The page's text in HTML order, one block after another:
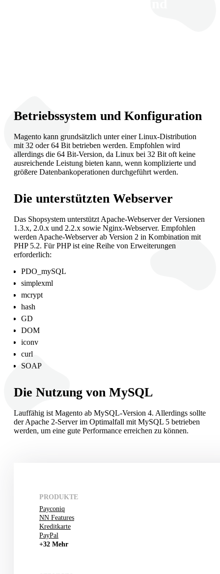
Betriebssystem und Konfiguration
Magento kann grundsätzlich unter einer Linux-Distribution
mit 32 oder 64 Bit betrieben werden. Empfohlen wird
allerdings die 64 Bit-Version, da Linux bei 32 Bit oft keine
ausreichende Leistung bieten kann, wenn komplizierte und
größere Datenbankoperationen durchgeführt werden.
Die unterstützten Webserver
Das Shopsystem unterstützt Apache-Webserver der Versionen
1.3.x, 2.0.x und 2.2.x sowie Nginx-Webserver. Empfohlen
werden Apache-Webserver ab Version 2 in Kombination mit
PHP 5.2. Für PHP ist eine Reihe von Erweiterungen
erforderlich:
PDO_mySQL
simplexml
mcrypt
hash
GD
DOM
iconv
curl
SOAP
Die Nutzung von MySQL
Lauffähig ist Magento ab MySQL-Version 4. Allerdings sollte
der Apache 2-Server im Optimalfall mit MySQL 5 betrieben
werden, um eine gute Performance erreichen zu können.
PRODUKTE
Payconiq
NN Features
Kreditkarte
PayPal
+32 Mehr